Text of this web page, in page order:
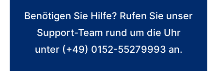
Benötigen Sie Hilfe? Rufen Sie unser
Support-Team rund um die Uhr
unter (+49) 0152-55279993 an.